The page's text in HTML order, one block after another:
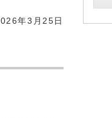
年3月25日